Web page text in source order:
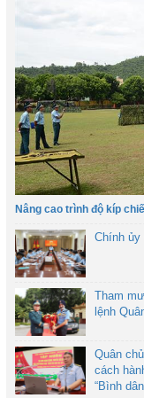
Nâng cao trình độ kíp
Chính ủy
Tham
lệnh
Quân
cách
“Bình